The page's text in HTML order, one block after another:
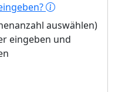
auswählen)
eingeben und